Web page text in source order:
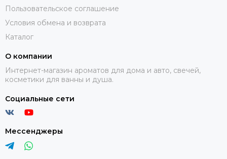
Пользовательское соглашение
Условия обмена и возврата
Каталог
О компании
Интернет-магазин ароматов для дома и авто, свечей,
косметики для ванны и душа.
Социальные сети
Мессенджеры